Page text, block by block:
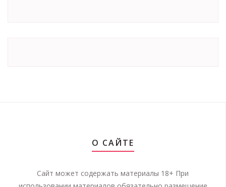
О САЙТЕ
Сайт может содержать материалы 18+ При